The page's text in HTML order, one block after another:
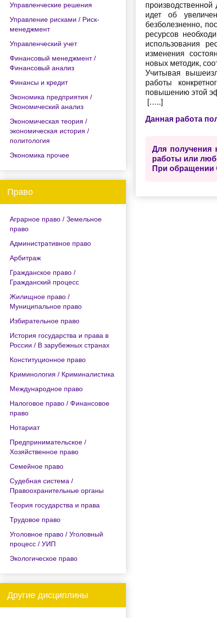
Управленческие решения
Управление рисками / Риск-
менеджмент
Управленческий учет
Финансовый менеджмент /
Финансовый анализ
Финансы и кредит
Экономика предприятия /
Экономический анализ
Экономическая теория /
экономическая история /
политология
Экономика прочее
Право
Аграрное право / Земельное
право
Административное право
Арбитраж
Гражданское право /
Гражданский процесс
Жилищное право /
Муниципальное право
Избирательное право
История государства и права в
России / В зарубежных странах
Конституционное право
Криминология / Криминалистика
Международное право
Налоговое право / Финансовое
право
Нотариат
Предпринимательское /
Хозяйственное право
Семейное право
Судебная система /
Правоохранительные органы
Теория государства и права
Трудовое право
Уголовное право / Уголовный
процесс / УИП
Экологическое право
Другие дисциплины
идет об
безболезненно,
ресурсов
использования
изменения
новых методик,
Учитывая
работы
повышению этой
[…..]
Данная работа
Для получения
работы или
При обращении